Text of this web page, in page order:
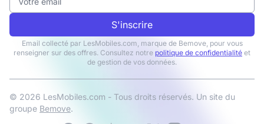
S'inscrire
Email collecté par LesMobiles.com, marque de Bemove, pour vous
renseigner sur des offres. Consultez notre politique de confidentialité et
de gestion de vos données.
© 2026 LesMobiles.com - Tous droits réservés. Un site du
groupe Bemove.